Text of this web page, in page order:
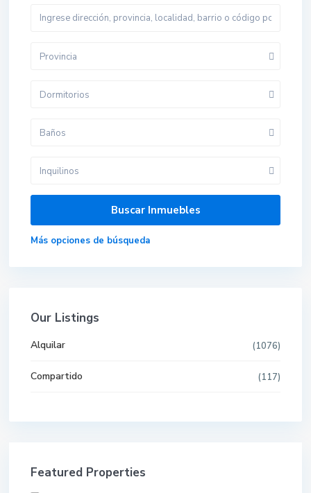
Provincia
Dormitorios
Baños
Inquilinos
Más opciones de búsqueda
Our Listings
Alquilar (1076)
Compartido (117)
Featured Properties